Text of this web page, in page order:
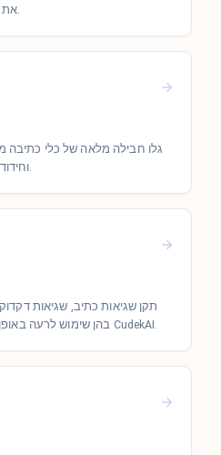
את הטקסט שלך לקריאה טבעית.
גלו חבילה מלאה של כלי
תקן שגיאות כתיב, שגיאות
בהן שימוש לרעה באופן מיידי בעזרת בודק האיות של CudekAI.